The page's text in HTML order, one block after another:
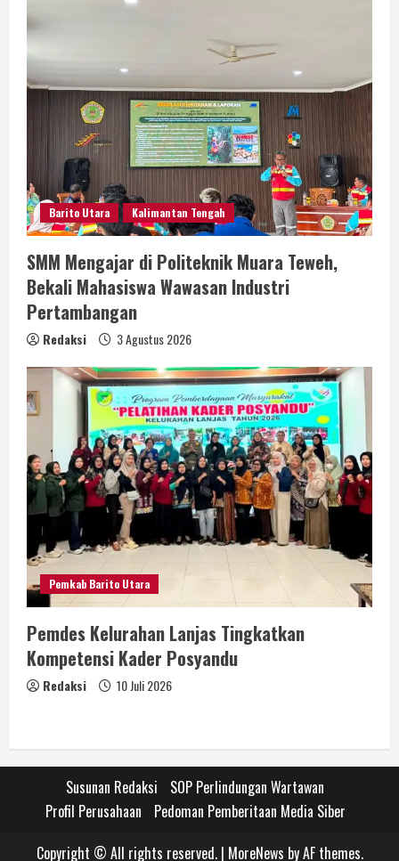
Barito Utara Kalimantan Tengah
SMM Mengajar di Politeknik Muara Teweh,
Bekali Mahasiswa Wawasan Industri
Pertambangan
Redaksi 3 Agustus 2026
Pemkab Barito Utara
Pemdes Kelurahan Lanjas Tingkatkan
Kompetensi Kader Posyandu
Redaksi 10 Juli 2026
Susunan Redaksi
SOP Perlindungan Wartawan
Profil Perusahaan
Pedoman Pemberitaan Media Siber
Copyright © All rights reserved. | MoreNews by AF themes.